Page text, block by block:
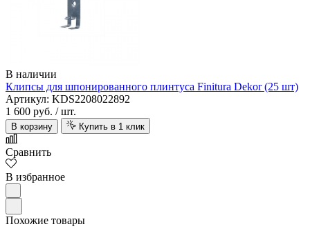
В наличии
Клипсы для шпонированного плинтуса Finitura Dekor (25 шт)
Артикул: KDS2208022892
1 600 руб. / шт.
В корзину Купить в 1 клик
Сравнить
В избранное
Похожие товары